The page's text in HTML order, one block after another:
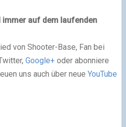
auf dem laufenden
von Shooter-Base, Fan bei
Google+oder abonniere
uns auch über neue YouTube